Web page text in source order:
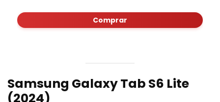
Comprar
Samsung Galaxy Tab S6 Lite
(2024)